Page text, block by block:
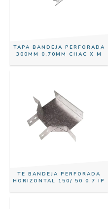
TAPA BANDEJA PERFORADA
300MM 0,70MM CHAC X M
TE BANDEJA PERFORADA
HORIZONTAL 150/ 50 0,7 IP